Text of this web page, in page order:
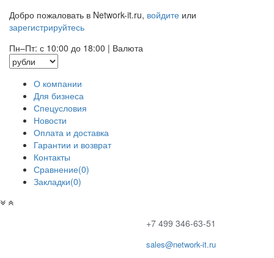
Добро пожаловать в Network-it.ru, войдите или
зарегистрируйтесь
Пн–Пт: с 10:00 до 18:00 | Валюта
О компании
Для бизнеса
Спецусловия
Новости
Оплата и доставка
Гарантии и возврат
Контакты
Сравнение(0)
Закладки(0)
+7 499 346-63-51
sales@network-it.ru